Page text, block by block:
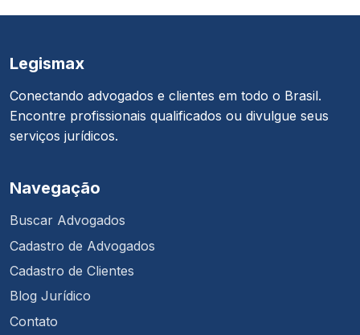
Legismax
Conectando advogados e clientes em todo o Brasil.
Encontre profissionais qualificados ou divulgue seus
serviços jurídicos.
Navegação
Buscar Advogados
Cadastro de Advogados
Cadastro de Clientes
Blog Jurídico
Contato